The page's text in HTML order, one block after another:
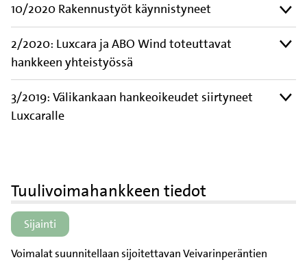
10/2020 Rakennustyöt käynnistyneet
2/2020: Luxcara ja ABO Wind toteuttavat
hankkeen yhteistyössä
3/2019: Välikankaan hankeoikeudet siirtyneet
Luxcaralle
Tuulivoimahankkeen tiedot
Sijainti
Voimalat suunnitellaan sijoitettavan Veivarinperäntien